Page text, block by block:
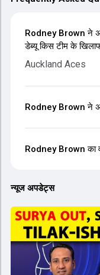
Rodney Brown ने
डेब्यू किस टीम के
Auckland Aces
Rodney Brown ने
Rodney Brown का
न्यूज अपडेट्स